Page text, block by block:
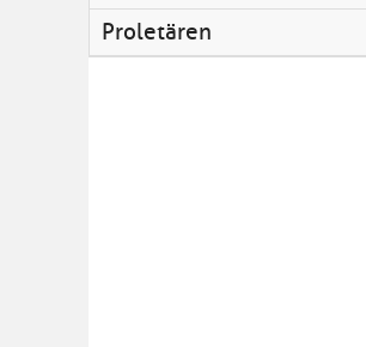
Proletären